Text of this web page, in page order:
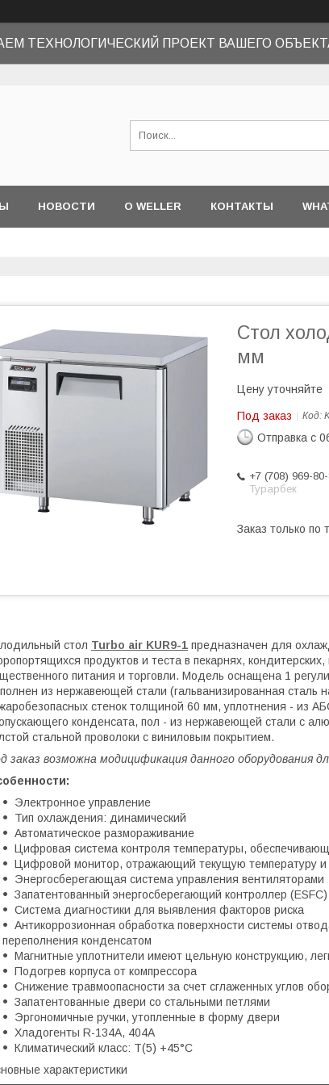
ТЕХНОЛОГИЧЕСКИЙ ПРОЕКТ ВАШЕГО
НОВОСТИ О WELLER КОНТАКТЫ
Стол
мм
Цену уточняйте
Под заказ Код:
Отправка с
+7 (708) 969-
Турарбек
Заказ только по
стол Turbo air KUR9-1 предназначен для
продуктов и теста в пекарнях,
питания и торговли. Модель оснащена 1
из нержавеющей стали (гальванизированная сталь
стенок толщиной 60 мм, уплотнения - из
конденсата, пол - из нержавеющей стали с
стальной проволоки с виниловым покрытием.
заказ возможна модицификация данного оборудования
Электронное управление
Тип охлаждения: динамический
Автоматическое размораживание
Цифровая система контроля температуры,
Цифровой монитор, отражающий текущую температуру и
Энергосберегающая система управления вентиляторами
Запатентованный энергосберегающий контроллер (ESFC)
Система диагностики для выявления факторов риска
Антикоррозионная обработка поверхности системы
переполнения конденсатом
Магнитные уплотнители имеют цельную конструкцию,
Подогрев корпуса от компрессора
Снижение травмоопасности за счет сглаженных углов
Запатентованные двери со стальными петлями
Эргономичные ручки, утопленные в форму двери
Хладогенты R-134A, 404A
Климатический класс: T(5) +45°С
характеристики